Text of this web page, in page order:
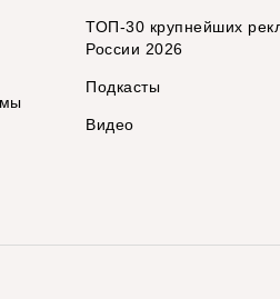
ТОП-30 крупнейших
России 2026
Подкасты
Видео